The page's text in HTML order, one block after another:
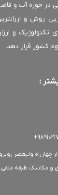
آب و فاضلاب
و ارزانترین
و
قرار دهد.
:
ولیعصر روبروی
طبقه منفی یک